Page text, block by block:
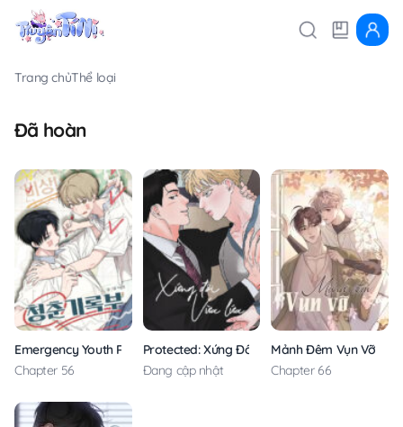
Trang chủThể loại
Đã hoàn
Emergency Youth Record
Chapter 56
Protected: Xứng Đôi Vừa Lứa
Đang cập nhật
Mảnh Đêm Vụn Vỡ
Chapter 66